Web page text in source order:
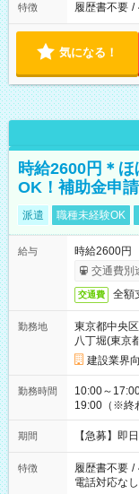
特徴 履歴書不要 /
気になる！
時給2600円＊
OK！補助金申
派遣 職種未経験OK
給与
時給2600円
交通費別
交通費 全額
勤務地
東京都中央区
八丁堀(東京
建設業界
勤務時間
10:00～
19:00（※終
期間 【急募】即
特徴 履歴書不要 /
電話対応なし